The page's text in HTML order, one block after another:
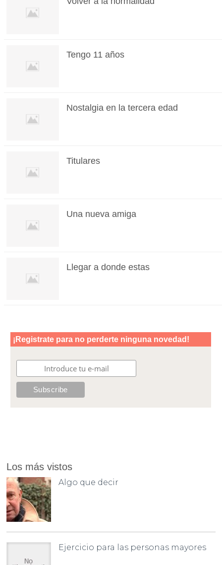
Tengo 11 años
Nostalgia en la tercera edad
Titulares
Una nueva amiga
Llegar a donde estas
Los más vistos
Algo que decir
Ejercicio para las personas mayores